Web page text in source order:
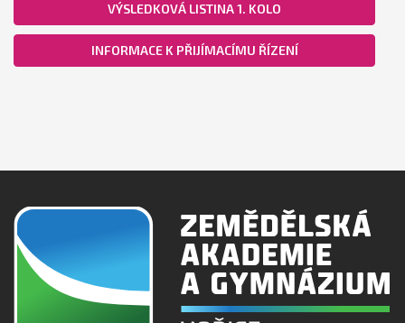
VÝSLEDKOVÁ LISTINA 1. KOLO
INFORMACE K PŘIJÍMACÍMU ŘÍZENÍ